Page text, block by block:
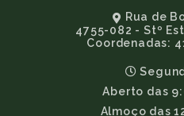
Rua de
4755-082 - Stº
Coordenadas:
Aberto das
Almoço das